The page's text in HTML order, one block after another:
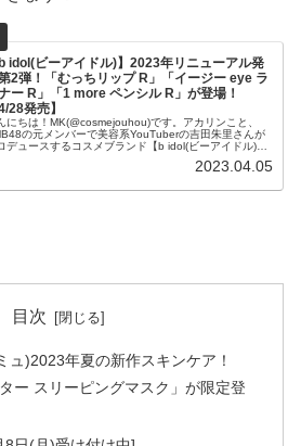
b idol(ビーアイドル)】2023年リニューアル発
2弾！「むっちリップ R」「イージー eye ラ
ー R」「1 more ペンシル R」が登場！
4/28発売】
にちは！MK(@cosmejouhou)です。アカリンこと、
の元メンバーで美容系YouTuberの吉田朱里さんが
デュースするコスメブランド【b idol(ビーアイドル)】
2023.04.05
目次
ュ)2023年夏の新作スキンケア！
ー スリーピングマスク」が限定登